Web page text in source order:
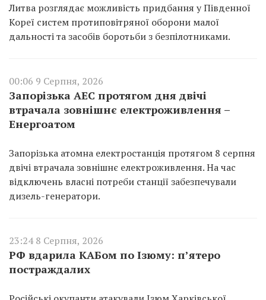
Литва розглядає можливість придбання у Південної
Кореї систем протиповітряної оборони малої
дальності та засобів боротьби з безпілотниками.
00:06 9 Серпня, 2026
Запорізька АЕС протягом дня двічі
втрачала зовнішнє електроживлення –
Енергоатом
Запорізька атомна електростанція протягом 8 серпня
двічі втрачала зовнішнє електроживлення. На час
відключень власні потреби станції забезпечували
дизель-генератори.
23:24 8 Серпня, 2026
РФ вдарила КАБом по Ізюму: п’ятеро
постраждалих